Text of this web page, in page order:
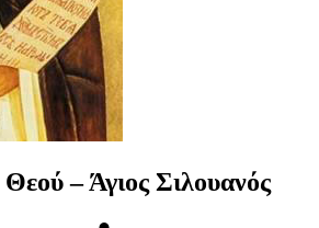
– Άγιος Σιλουανός